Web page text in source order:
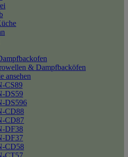
& Dampfbacköfen
ansehen
CS89
DS59
DS596
CD88
CD87
DF38
DF37
CD58
CT57